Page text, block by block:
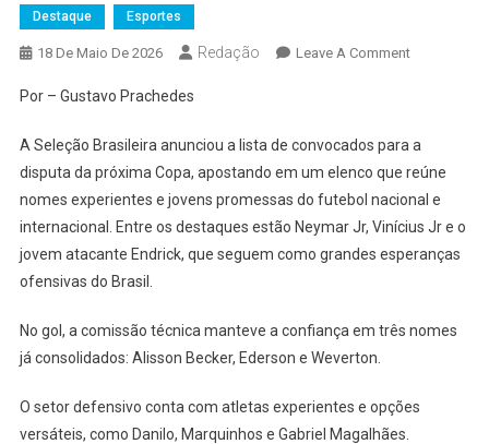
Destaque Esportes
18 De Maio De 2026 Redação Leave A CommentOn
Para
A
Copa
Com
Mistura
E
Por – Gustavo Prachedes
A Seleção Brasileira anunciou a lista de convocados para a
disputa da próxima Copa, apostando em um elenco que reúne
nomes experientes e jovens promessas do futebol nacional e
internacional. Entre os destaques estão Neymar Jr, Vinícius Jr e o
jovem atacante Endrick, que seguem como grandes esperanças
ofensivas do Brasil.
No gol, a comissão técnica manteve a confiança em três nomes
já consolidados: Alisson Becker, Ederson e Weverton.
O setor defensivo conta com atletas experientes e opções
versáteis, como Danilo, Marquinhos e Gabriel Magalhães.